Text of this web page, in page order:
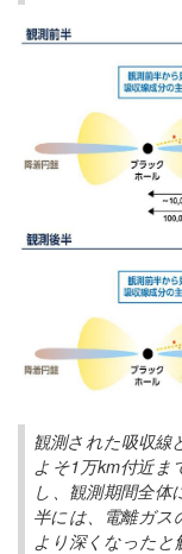
観測された吸収線
よそ1万km付近ま
し、観測期間全
半には、電離ガス
より深くなったと